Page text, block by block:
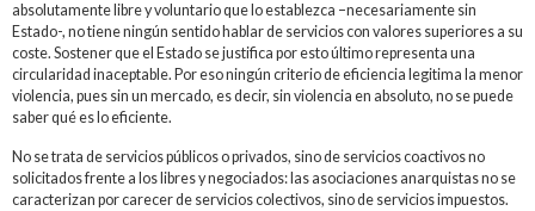
absolutamente libre y voluntario que lo establezca –necesariamente sin
Estado-, no tiene ningún sentido hablar de servicios con valores superiores a su
coste. Sostener que el Estado se justifica por esto último representa una
circularidad inaceptable. Por eso ningún criterio de eficiencia legitima la menor
violencia, pues sin un mercado, es decir, sin violencia en absoluto, no se puede
saber qué es lo eficiente.
No se trata de servicios públicos o privados, sino de servicios coactivos no
solicitados frente a los libres y negociados: las asociaciones anarquistas no se
caracterizan por carecer de servicios colectivos, sino de servicios impuestos.